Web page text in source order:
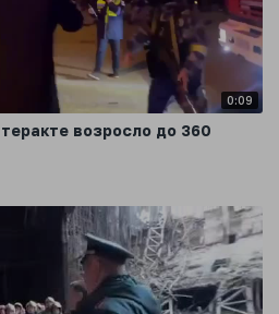
0:09
возросло до 360